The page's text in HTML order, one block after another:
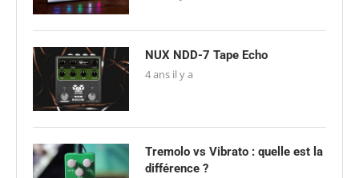
NUX NDD-7 Tape Echo
4 ans il y a
Tremolo vs Vibrato : quelle est la
différence ?